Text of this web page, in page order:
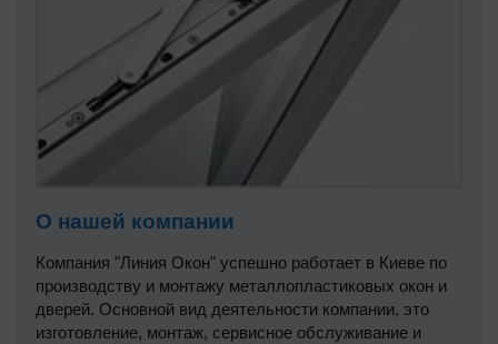
О нашей компании
Компания "Линия Окон" успешно работает в Киеве по
производству и монтажу металлопластиковых окон и
дверей. Основной вид деятельности компании, это
изготовление, монтаж, сервисное обслуживание и